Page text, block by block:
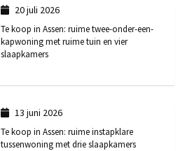
20 juli 2026
Te koop in Assen: ruime twee-onder-een-
kapwoning met ruime tuin en vier
slaapkamers
13 juni 2026
Te koop in Assen: ruime instapklare
tussenwoning met drie slaapkamers